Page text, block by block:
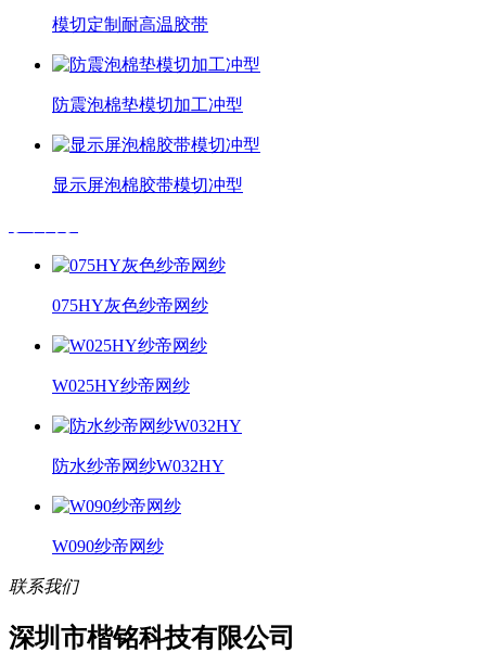
模切定制耐高温胶带
防震泡棉垫模切加工冲型
显示屏泡棉胶带模切冲型
075HY灰色纱帝网纱
W025HY纱帝网纱
防水纱帝网纱W032HY
W090纱帝网纱
联系我们
深圳市楷铭科技有限公司